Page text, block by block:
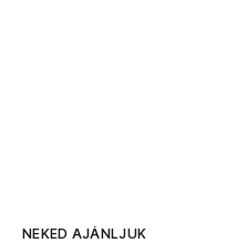
NEKED AJÁNLJUK